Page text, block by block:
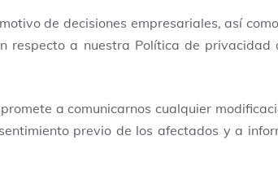
de decisiones empresariales, así
respecto a nuestra Política de privacidad
a comunicarnos cualquier
previo de los afectados y a